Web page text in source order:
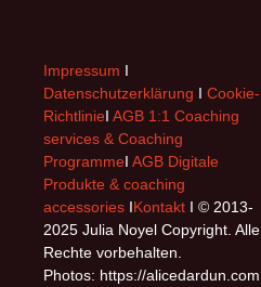
Impressum I
Datenschutzerklärung I Cookie-
RichtlinieI AGB 1:1 Coaching
services & Coaching
ProgrammeI AGB Digitale
Produkte & coaching
accessories IKontakt I © 2013-
2025 Julia Noyel Copyright. Alle
Rechte vorbehalten.
Photos: https://alicedardun.com,